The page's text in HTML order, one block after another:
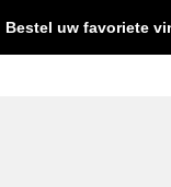
Bestel uw favoriete